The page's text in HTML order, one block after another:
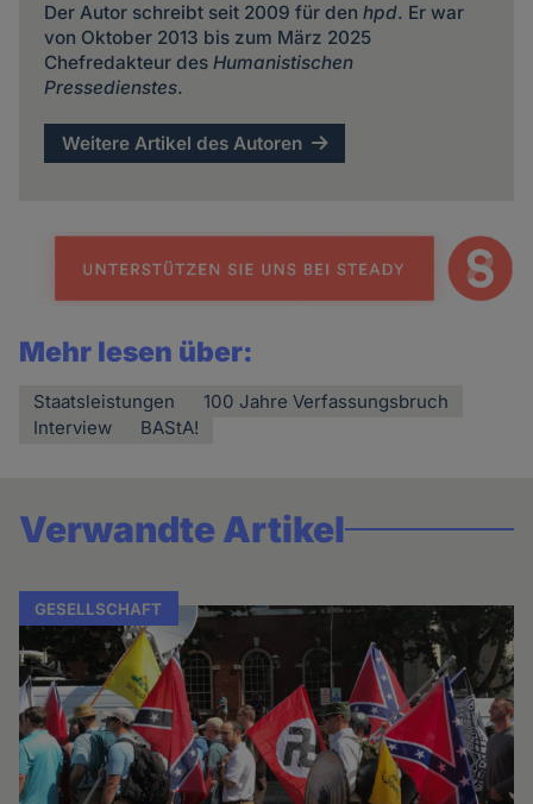
Der Autor schreibt seit 2009 für den hpd. Er war
von Oktober 2013 bis zum März 2025
Chefredakteur des Humanistischen
Pressedienstes.
Weitere Artikel des Autoren
Mehr lesen über:
Staatsleistungen
100 Jahre Verfassungsbruch
Interview
BAStA!
Verwandte Artikel
GESELLSCHAFT